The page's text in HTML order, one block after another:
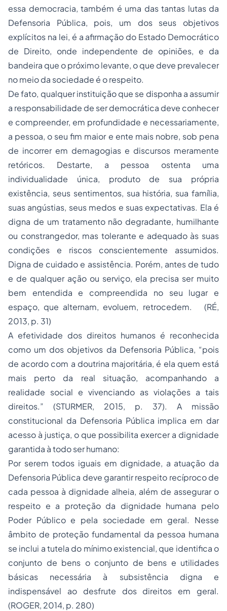
essa democracia, também é uma das tantas lutas da
Defensoria Pública, pois, um dos seus objetivos
explícitos na lei, é a afirmação do Estado Democrático
de Direito, onde independente de opiniões, e da
bandeira que o próximo levante, o que deve prevalecer
no meio da sociedade é o respeito.
De fato, qualquer instituição que se disponha a assumir
a responsabilidade de ser democrática deve conhecer
e compreender, em profundidade e necessariamente,
a pessoa, o seu fim maior e ente mais nobre, sob pena
de incorrer em demagogias e discursos meramente
retóricos. Destarte, a pessoa ostenta uma
individualidade única, produto de sua própria
existência, seus sentimentos, sua história, sua família,
suas angústias, seus medos e suas expectativas. Ela é
digna de um tratamento não degradante, humilhante
ou constrangedor, mas tolerante e adequado às suas
condições e riscos conscientemente assumidos.
Digna de cuidado e assistência. Porém, antes de tudo
e de qualquer ação ou serviço, ela precisa ser muito
bem entendida e compreendida no seu lugar e
espaço, que alternam, evoluem, retrocedem. (RÉ,
2013, p. 31)
A efetividade dos direitos humanos é reconhecida
como um dos objetivos da Defensoria Pública, “pois
de acordo com a doutrina majoritária, é ela quem está
mais perto da real situação, acompanhando a
realidade social e vivenciando as violações a tais
direitos.” (STURMER, 2015, p. 37). A missão
constitucional da Defensoria Pública implica em dar
acesso à justiça, o que possibilita exercer a dignidade
garantida à todo ser humano:
Por serem todos iguais em dignidade, a atuação da
Defensoria Pública deve garantir respeito recíproco de
cada pessoa à dignidade alheia, além de assegurar o
respeito e a proteção da dignidade humana pelo
Poder Público e pela sociedade em geral. Nesse
âmbito de proteção fundamental da pessoa humana
se inclui a tutela do mínimo existencial, que identifica o
conjunto de bens o conjunto de bens e utilidades
básicas necessária à subsistência digna e
indispensável ao desfrute dos direitos em geral.
(ROGER, 2014, p. 280)